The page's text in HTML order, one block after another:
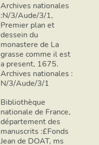
Image non
consultable
Archives nationales
:N/3/Aude/3/1,
Premier plan et
dessein du
monastere de La
grasse comme il est
a present, 1675.
Archives nationales :
N/3/Aude/3/1
Bibliothèque
nationale de France,
département des
manuscrits :£Fonds
Jean de DOAT, ms